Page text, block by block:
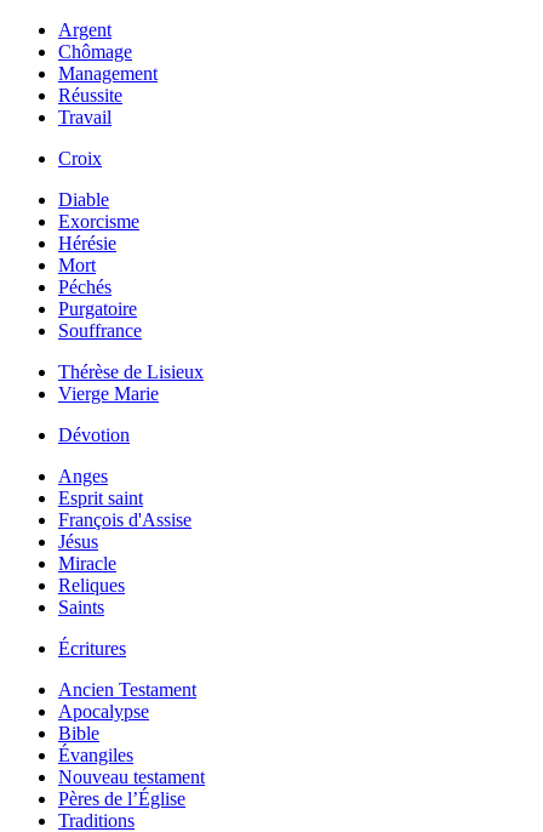
Argent
Chômage
Management
Réussite
Travail
Croix
Diable
Exorcisme
Hérésie
Mort
Péchés
Purgatoire
Souffrance
Thérèse de Lisieux
Vierge Marie
Dévotion
Anges
Esprit saint
François d'Assise
Jésus
Miracle
Reliques
Saints
Écritures
Ancien Testament
Apocalypse
Bible
Évangiles
Nouveau testament
Pères de l’Église
Traditions